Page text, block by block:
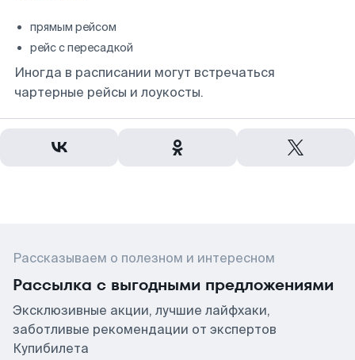
прямым рейсом
рейс с пересадкой
Иногда в расписании могут встречаться
чартерные рейсы и лоукосты.
Рассказываем о полезном и интересном
Рассылка с выгодными предложениями
Эксклюзивные акции, лучшие лайфхаки,
заботливые рекомендации от экспертов
Купибилета